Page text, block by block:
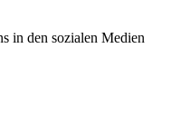
in den sozialen Medien